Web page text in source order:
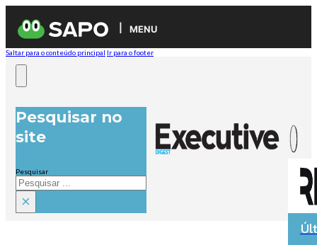
MENU
Saltar para o conteúdo principal Ir para o footer
Pesquisar no
site
Pesquisar
×